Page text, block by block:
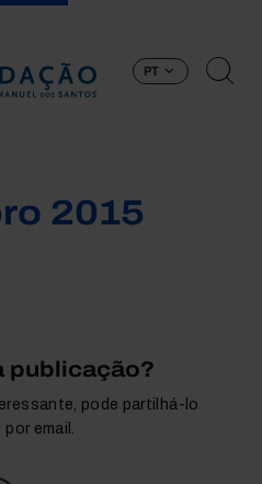
PT
2015
publicação?
pode partilhá-lo
email.